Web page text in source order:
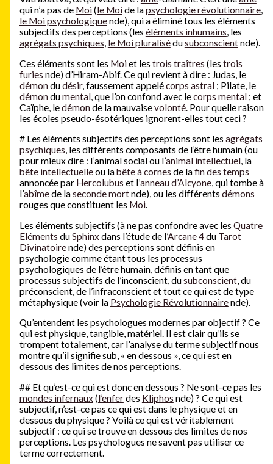
qui n’a pas de Moi(le Moide lapsychologie révolutionnaire,
le Moi psychologiquende), qui a éliminé tous les éléments
subjectifs des perceptions (les éléments inhumains, les
agrégats psychiques, le Moi pluralisédusubconscientnde).
Ces éléments sont les Moiet les trois traîtres (les trois
furies nde) d’Hiram-Abif. Ce qui revient à dire : Judas, le
démondudésir, faussement appelécorps astral; Pilate, le
démondumental, que l’on confond avec lecorps mental; et
Caïphe, ledémonde la mauvaisevolonté. Pour quelle raison
les écoles pseudo-ésotériques ignorent-elles tout ceci ?
# Les éléments subjectifs des perceptions sont les agrégats
psychiques, les différents composants de l’être humain (ou
pour mieux dire : l’animal social ou l’animal intellectuel, la
bête intellectuelleou labête à cornes de lafin des temps
annoncée par Hercolubus et l’anneau d’Alcyone, qui tombe à
l’abîmede laseconde mortnde), ou les différents démons
rouges que constituent les Moi.
Les éléments subjectifs (à ne pas confondre avec les Quatre
Eléments duSphinxdans l’étude de l’Arcane 4du Tarot
Divinatoirende) des perceptions sont définis en
psychologie comme étant tous les processus
psychologiques de l’être humain, définis en tant que
processus subjectifs de l’inconscient, dusubconscient, du
préconscient, de l’infraconscient et tout ce qui est de type
métaphysique (voir la Psychologie Révolutionnairende).
Qu’entendent les psychologues modernes par objectif ? Ce
qui est physique, tangible, matériel. Il est clair qu’ils se
trompent totalement, car l’analyse du terme subjectif nous
montre qu’il signifie sub, « en dessous », ce qui est en
dessous des limites de nos perceptions.
## Et qu’est-ce qui est donc en dessous ? Ne sont-ce pas les
mondes infernaux(l’enferdes Kliphos nde) ? Ce qui est
subjectif, n’est-ce pas ce qui est dans le physique et en
dessous du physique ? Voilà ce qui est véritablement
subjectif : ce qui se trouve en dessous des limites de nos
perceptions. Les psychologues ne savent pas utiliser ce
terme correctement.